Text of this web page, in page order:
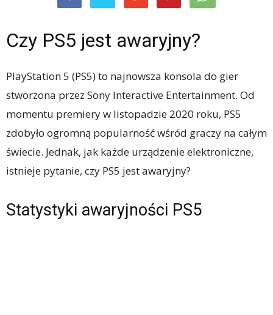
Czy PS5 jest awaryjny?
PlayStation 5 (PS5) to najnowsza konsola do gier
stworzona przez Sony Interactive Entertainment. Od
momentu premiery w listopadzie 2020 roku, PS5
zdobyło ogromną popularność wśród graczy na całym
świecie. Jednak, jak każde urządzenie elektroniczne,
istnieje pytanie, czy PS5 jest awaryjny?
Statystyki awaryjności PS5